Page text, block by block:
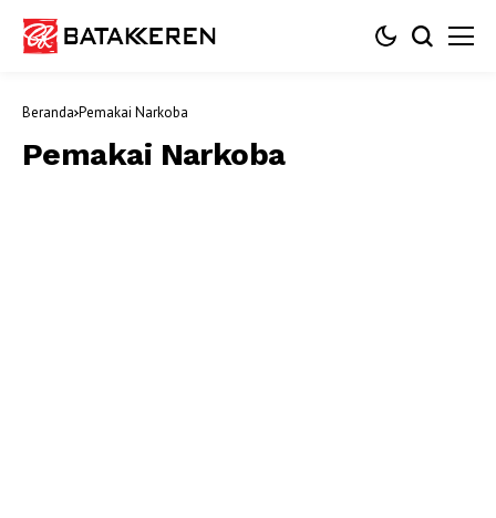
Beranda Pemakai Narkoba
Pemakai Narkoba